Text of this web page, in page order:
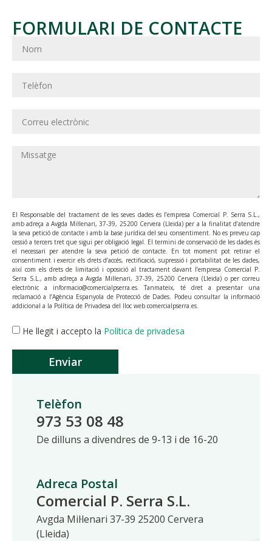
Telèfon
973 53 08 48
De dilluns a divendres de 9-13 i de 16-20
Adreca Postal
Comercial P. Serra S.L.
Avgda Mil·lenari 37-39 25200 Cervera
(Lleida)
FORMULARI DE CONTACTE
El Responsable del tractament de les seves dades és l’empresa Comercial P. Serra S.L.,
amb adreça a Avgda Mil·lenari, 37-39, 25200 Cervera (Lleida) per a la finalitat d’atendre
la seva petició de contacte i amb la base jurídica del seu consentiment. No es preveu cap
cessió a tercers tret que sigui per obligació legal. El termini de conservació de les dades és
el necessari per atendre la seva petició de contacte. En tot moment pot retirar el
consentiment i exercir els drets d’accés, rectificació, supressió i portabilitat de les dades,
així com els drets de limitació i oposició al tractament davant l’empresa Comercial P.
Serra S.L., amb adreça a Avgda Mil·lenari, 37-39, 25200 Cervera (Lleida) o per correu
electrònic a informacio@comercialpserra.es. Tanmateix, té dret a presentar una
reclamació a l’Agència Espanyola de Protecció de Dades. Podeu consultar la informació
addicional a la Política de Privadesa del lloc web comercialpserra.es.
He llegit i accepto la Política de privadesa
Enviar